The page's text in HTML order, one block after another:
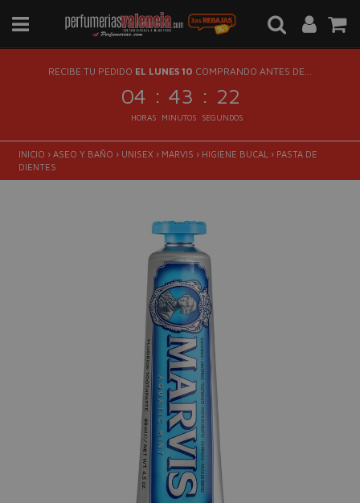
RECIBE TU PEDIDO EL LUNES 10 COMPRANDO ANTES DE...
04 : 43 : 22
HORAS MINUTOS SEGUNDOS
INICIO › ASEO Y BAÑO › UNISEX › MARVIS › HIGIENE BUCAL › PASTA DE
DIENTES